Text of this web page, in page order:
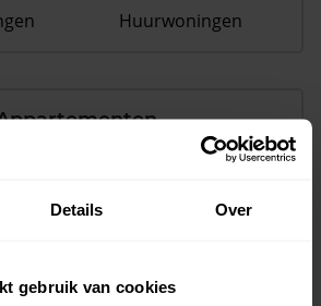
Details Over
gebruik van cookies
Huurwoningen
van totale woningen